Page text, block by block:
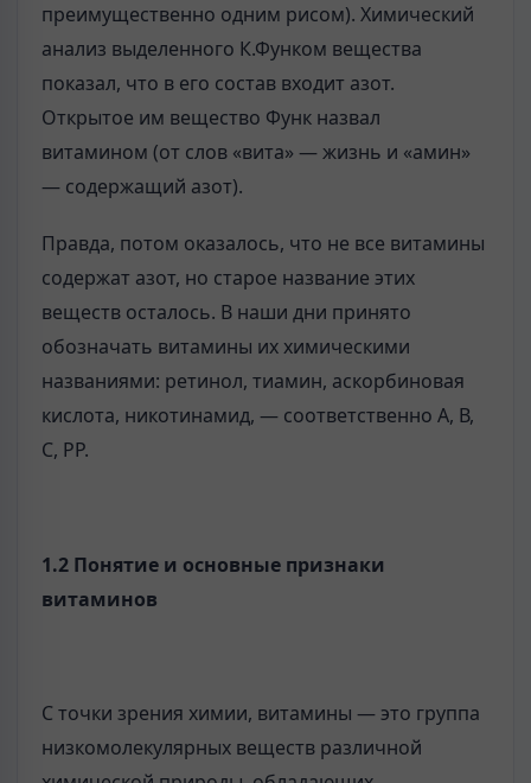
преимущественно одним рисом). Химический
анализ выделенного К.Функом вещества
показал, что в его состав входит азот.
Открытое им вещество Функ назвал
витамином (от слов «вита» — жизнь и «амин»
— содержащий азот).
Правда, потом оказалось, что не все витамины
содержат азот, но старое название этих
веществ осталось. В наши дни принято
обозначать витамины их химическими
названиями: ретинол, тиамин, аскорбиновая
кислота, никотинамид, — соответственно А, В,
С, РР.
1.2 Понятие и основные признаки
витаминов
С точки зрения химии, витамины — это группа
низкомолекулярных веществ различной